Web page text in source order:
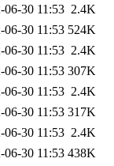
06-30 11:53 2.4K
06-30 11:53 524K
06-30 11:53 2.4K
06-30 11:53 307K
06-30 11:53 2.4K
06-30 11:53 317K
06-30 11:53 2.4K
06-30 11:53 438K